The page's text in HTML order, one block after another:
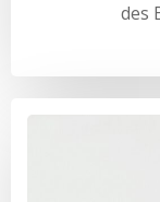
des